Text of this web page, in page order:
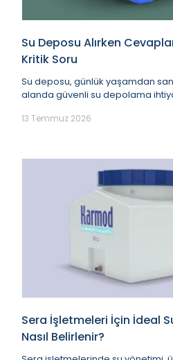
Su Deposu Alırken
Kritik Soru
Su deposu, günlük yaşamdan
alanda güvenli su depolama
13 Temmuz 2026
Sera İşletmeleri İçin İdeal
Nasıl Belirlenir?